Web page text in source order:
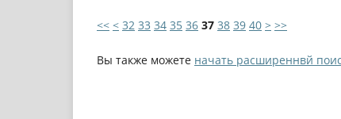
<< < 32 33 34 35 36 37 38 39 40 > >>
Вы также можете начать расширеннвй